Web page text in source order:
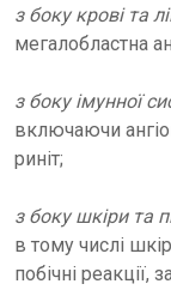
з боку крові та
мегалобластна
з боку імунної
включаючи
риніт;
з боку шкіри та
в тому числі
побічні реакції,